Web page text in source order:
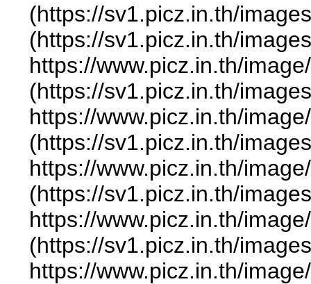
(https://sv1.picz.in.th/
(https://sv1.picz.in.th/
https://www.picz.in.th/
(https://sv1.picz.in.th/
https://www.picz.in.th/
(https://sv1.picz.in.th/
https://www.picz.in.th/
(https://sv1.picz.in.th/
https://www.picz.in.th/
(https://sv1.picz.in.th/
https://www.picz.in.th/